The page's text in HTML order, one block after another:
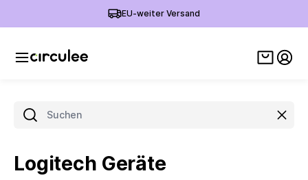
EU-weiter Versand
Logitech Geräte